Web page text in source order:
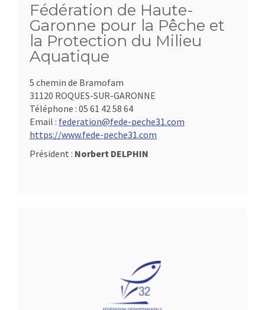
Fédération de Haute-
Garonne pour la Pêche et
la Protection du Milieu
Aquatique
5 chemin de Bramofam
31120 ROQUES-SUR-GARONNE
Téléphone : 05 61 42 58 64
Email : federation@fede-peche31.com
https://www.fede-peche31.com
Président : Norbert DELPHIN